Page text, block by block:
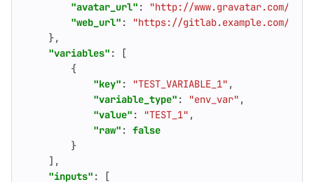
"avatar_url" :
"http://www.gravatar.com/
"web_url" :
"https://gitlab.example.com/
},
"variables" :
[
{
"key" : "TEST_VARIABLE_1" ,
"variable_type" : "env_var" ,
"value" : "TEST_1" ,
"raw" : false
}
],
"inputs" :
[